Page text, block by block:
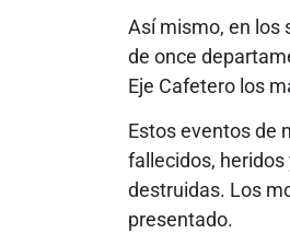
Así mismo, en los
de once
Eje Cafetero los
Estos eventos de
fallecidos,
destruidas. Los
presentado.